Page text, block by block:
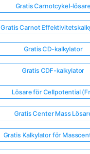
Gratis Carnotcykel-lösare
Gratis Carnot
Gratis CD-kalkylator
Gratis CDF-kalkylator
Lösare för Cellpotential
Gratis Center Mass
Gratis Kalkylator för